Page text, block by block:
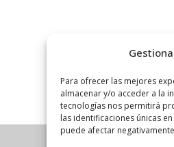
Para ofrecer las mejores
almacenar y/o acceder a la
tecnologías nos permitirá
las identificaciones únicas
puede afectar